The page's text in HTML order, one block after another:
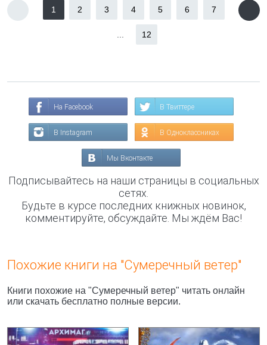
1 2 3 4 5 6 7
12
На Facebook В Твиттере
В Instagram В Одноклассниках
Мы Вконтакте
Подписывайтесь на наши страницы в социальных
сетях.
Будьте в курсе последних книжных новинок,
комментируйте, обсуждайте. Мы ждём Вас!
Похожие книги на "Сумеречный ветер"
Книги похожие на "Сумеречный ветер" читать онлайн
или скачать бесплатно полные версии.